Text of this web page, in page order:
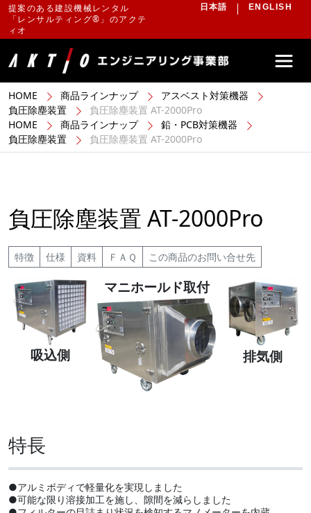
提案のある建設機械レンタル
「レンサルティング®」のアクテ
ィオ
日本語 ENGLISH
HOME 商品ラインナップ
アスベスト対策機器
負圧除塵装置
負圧除塵装置 AT-2000Pro
HOME
商品ラインナップ
鉛・PCB対策機器
負圧除塵装置
負圧除塵装置 AT-2000Pro
負圧除塵装置 AT-2000Pro
特徴 仕様 資料 ＦＡＱ この商品のお問い合せ先
吸込側
マニホールド取付
排気側
特長
●アルミボディで軽量化を実現しました
●可能な限り溶接加工を施し、隙間を減らしました